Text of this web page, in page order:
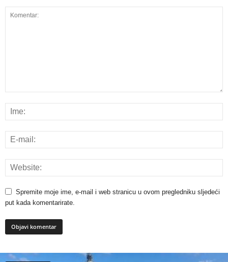
Spremite moje ime, e-mail i web stranicu u ovom pregledniku sljedeći
put kada komentarirate.